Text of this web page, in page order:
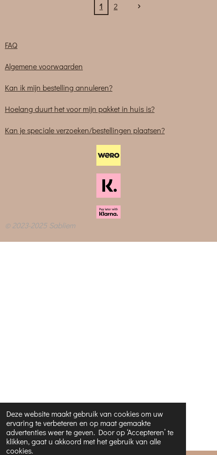
Deze website maakt gebruik van cookies om uw
ervaring te verbeteren en op maat gemaakte
advertenties weer te geven. Door op ‘Accepteren’ te
klikken, gaat u akkoord met het gebruik van alle
cookies.
1 2
FAQ
Algemene voorwaarden
Kan ik mijn bestelling annuleren?
Hoelang duurt het voor mijn pakket in huis is?
Kan je speciale verzoeken/bestellingen plaatsen?
© 2023-2025 Sabliem